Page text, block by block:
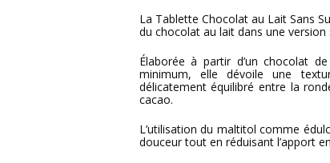
La Tablette Chocolat au Lait Sans
du chocolat au lait dans une version
Élaborée à partir d’un chocolat
minimum, elle dévoile une
délicatement équilibré entre la
cacao.
L’utilisation du maltitol comme
douceur tout en réduisant l’apport